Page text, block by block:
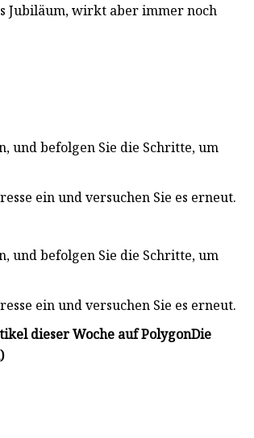
Jubiläum, wirkt aber immer noch
und befolgen Sie die Schritte, um
ein und versuchen Sie es erneut.
und befolgen Sie die Schritte, um
ein und versuchen Sie es erneut.
dieser Woche auf PolygonDie